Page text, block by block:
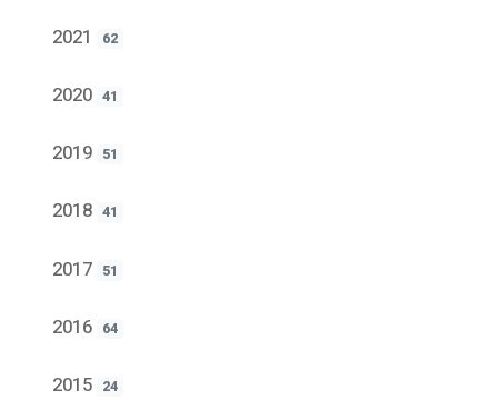
2021 62
2020 41
2019 51
2018 41
2017 51
2016 64
2015 24